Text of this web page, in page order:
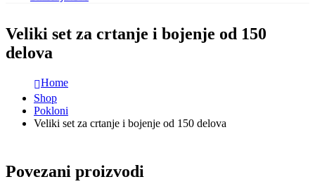
Veliki set za crtanje i bojenje od 150
delova
Home
Shop
Pokloni
Veliki set za crtanje i bojenje od 150 delova
Povezani proizvodi